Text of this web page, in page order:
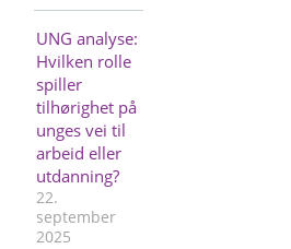
UNG analyse:
Hvilken rolle
spiller
tilhørighet på
unges vei til
arbeid eller
utdanning?
22.
september
2025